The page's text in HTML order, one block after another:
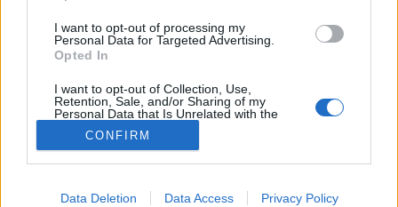
I want to opt-out of processing my
Personal Data for Targeted Advertising.
Opted In
I want to opt-out of Collection, Use,
Retention, Sale, and/or Sharing of my
Personal Data that Is Unrelated with the
Purposes for which it was collected.
Opted Out
CONFIRM
Data Deletion Data Access Privacy Policy